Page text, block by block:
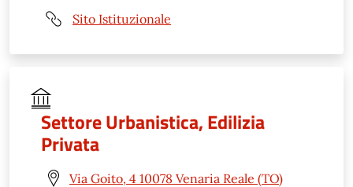
Sito Istituzionale
Settore Urbanistica, Edilizia
Privata
Via Goito, 4 10078 Venaria Reale (TO)